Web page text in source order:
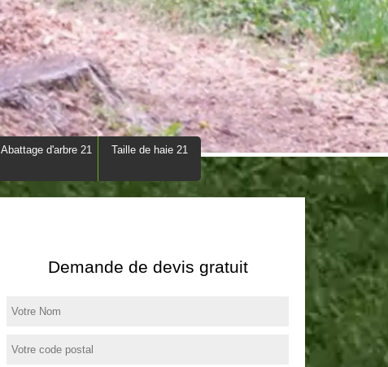
Abattage d'arbre 21 Taille de haie 21
Demande de devis gratuit